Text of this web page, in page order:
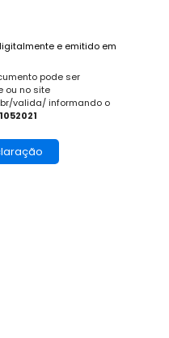
e emitido em
pode ser
ou no site
valida/ informando o